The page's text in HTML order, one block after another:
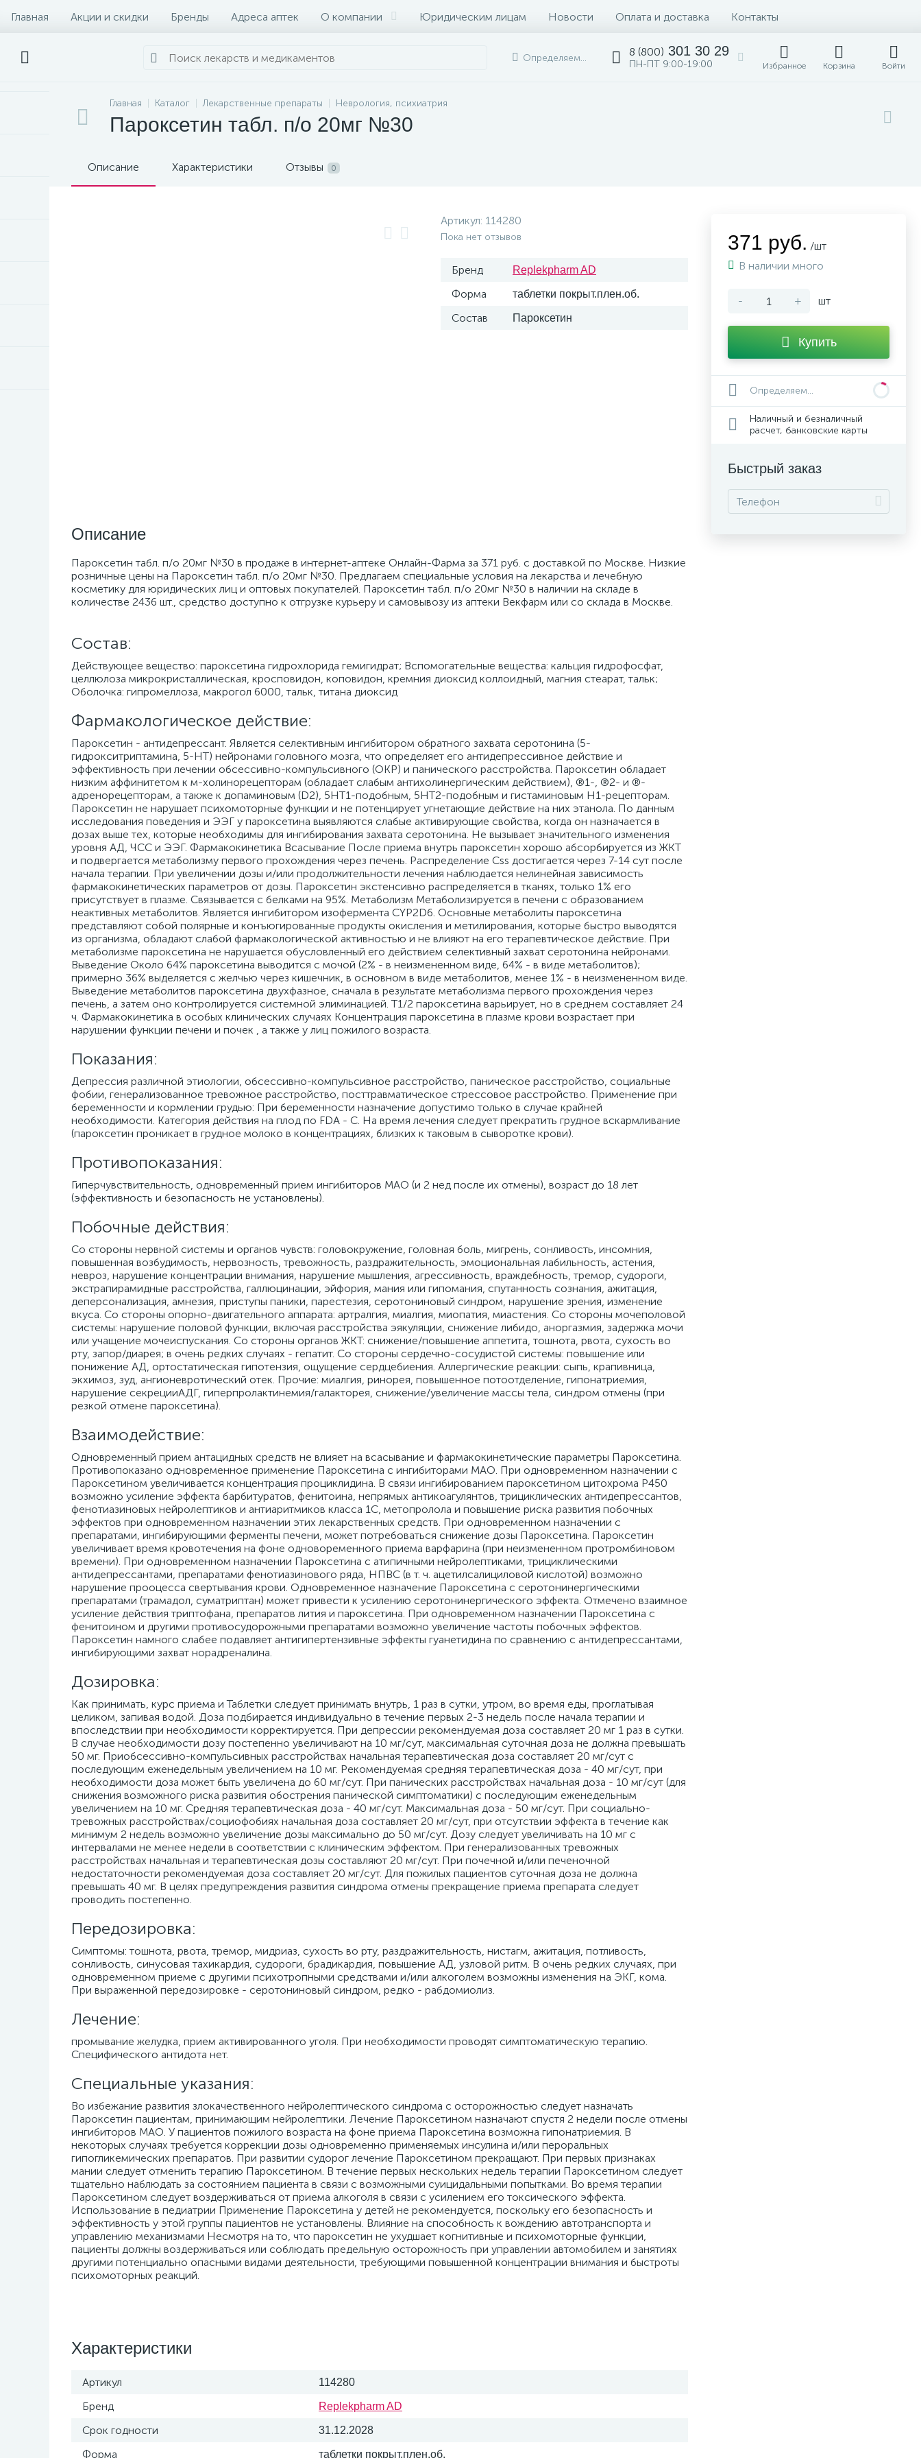
Главная Акции и скидки Бренды Адреса аптек О компании Юридическим лицам Новости Оплата и доставка Контакты
Определяем... 8 (800) 301 30 29
ПН-ПТ 9:00-19:00 Избранное Корзина Войти
Главная Каталог Лекарственные препараты Неврология, психиатрия
Пароксетин табл. п/о 20мг №30
Описание Характеристики Отзывы 0
Артикул: 114280
Пока нет отзывов
Бренд Replekpharm AD
Форма таблетки покрыт.плен.об.
Состав Пароксетин
Описание
Пароксетин табл. п/о 20мг №30 в продаже в интернет-аптеке Онлайн-Фарма за 371 руб. с доставкой по Москве. Низкие
розничные цены на Пароксетин табл. п/о 20мг №30. Предлагаем специальные условия на лекарства и лечебную
косметику для юридических лиц и оптовых покупателей. Пароксетин табл. п/о 20мг №30 в наличии на складе в
количестве 2436 шт., средство доступно к отгрузке курьеру и самовывозу из аптеки Векфарм или со склада в Москве.
Cостав:
Действующее вещество: пароксетина гидрохлорида гемигидрат; Вспомогательные вещества: кальция гидрофосфат,
целлюлоза микрокристаллическая, кросповидон, коповидон, кремния диоксид коллоидный, магния стеарат, тальк;
Оболочка: гипромеллоза, макрогол 6000, тальк, титана диоксид
Фармакологическое действие:
Пароксетин - антидепрессант. Является селективным ингибитором обратного захвата серотонина (5-
гидрокситриптамина, 5-НТ) нейронами головного мозга, что определяет его антидепрессивное действие и
эффективность при лечении обсессивно-компульсивного (ОКР) и панического расстройства. Пароксетин обладает
низким аффинитетом к м-холинорецепторам (обладает слабым антихолинергическим действием), ®1-, ®2- и ®-
адренорецепторам, а также к допаминовым (D2), 5HT1-подобным, 5HT2-подобным и гистаминовым H1-рецепторам.
Пароксетин не нарушает психомоторные функции и не потенцирует угнетающие действие на них этанола. По данным
исследования поведения и ЭЭГ у пароксетина выявляются слабые активирующие свойства, когда он назначается в
дозах выше тех, которые необходимы для ингибирования захвата серотонина. Не вызывает значительного изменения
уровня АД, ЧСС и ЭЭГ. Фармакокинетика Всасывание После приема внутрь пароксетин хорошо абсорбируется из ЖКТ
и подвергается метаболизму первого прохождения через печень. Распределение Css достигается через 7-14 сут после
начала терапии. При увеличении дозы и/или продолжительности лечения наблюдается нелинейная зависимость
фармакокинетических параметров от дозы. Пароксетин экстенсивно распределяется в тканях, только 1% его
присутствует в плазме. Связывается с белками на 95%. Метаболизм Метаболизируется в печени с образованием
неактивных метаболитов. Является ингибитором изофермента CYP2D6. Основные метаболиты пароксетина
представляют собой полярные и конъюгированные продукты окисления и метилирования, которые быстро выводятся
из организма, обладают слабой фармакологической активностью и не влияют на его терапевтическое действие. При
метаболизме пароксетина не нарушается обусловленный его действием селективный захват серотонина нейронами.
Выведение Около 64% пароксетина выводится с мочой (2% - в неизмененном виде, 64% - в виде метаболитов);
примерно 36% выделяется с желчью через кишечник, в основном в виде метаболитов, менее 1% - в неизмененном виде.
Выведение метаболитов пароксетина двухфазное, сначала в результате метаболизма первого прохождения через
печень, а затем оно контролируется системной элиминацией. T1/2 пароксетина варьирует, но в среднем составляет 24
ч. Фармакокинетика в особых клинических случаях Концентрация пароксетина в плазме крови возрастает при
нарушении функции печени и почек , а также у лиц пожилого возраста.
Показания:
Депрессия различной этиологии, обсессивно-компульсивное расстройство, паническое расстройство, социальные
фобии, генерализованное тревожное расстройство, посттравматическое стрессовое расстройство. Применение при
беременности и кормлении грудью: При беременности назначение допустимо только в случае крайней
необходимости. Категория действия на плод по FDA - C. На время лечения следует прекратить грудное вскармливание
(пароксетин проникает в грудное молоко в концентрациях, близких к таковым в сыворотке крови).
Противопоказания:
Гиперчувствительность, одновременный прием ингибиторов МАО (и 2 нед после их отмены), возраст до 18 лет
(эффективность и безопасность не установлены).
Побочные действия:
Со стороны нервной системы и органов чувств: головокружение, головная боль, мигрень, сонливость, инсомния,
повышенная возбудимость, нервозность, тревожность, раздражительность, эмоциональная лабильность, астения,
невроз, нарушение концентрации внимания, нарушение мышления, агрессивность, враждебность, тремор, судороги,
экстрапирамидные расстройства, галлюцинации, эйфория, мания или гипомания, спутанность сознания, ажитация,
деперсонализация, амнезия, приступы паники, парестезия, серотониновый синдром, нарушение зрения, изменение
вкуса. Со стороны опорно-двигательного аппарата: артралгия, миалгия, миопатия, миастения. Со стороны мочеполовой
системы: нарушение половой функции, включая расстройства эякуляции, снижение либидо, аноргазмия, задержка мочи
или учащение мочеиспускания. Со стороны органов ЖКТ: снижение/повышение аппетита, тошнота, рвота, сухость во
рту, запор/диарея; в очень редких случаях - гепатит. Со стороны сердечно-сосудистой системы: повышение или
понижение АД, ортостатическая гипотензия, ощущение сердцебиения. Аллергические реакции: сыпь, крапивница,
экхимоз, зуд, ангионевротический отек. Прочие: миалгия, ринорея, повышенное потоотделение, гипонатриемия,
нарушение секрецииАДГ, гиперпролактинемия/галакторея, снижение/увеличение массы тела, синдром отмены (при
резкой отмене пароксетина).
Взаимодействие:
Одновременный прием антацидных средств не влияет на всасывание и фармакокинетические параметры Пароксетина.
Противопоказано одновременное применение Пароксетина с ингибиторами МАО. При одновременном назначении с
Пароксетином увеличивается концентрация проциклидина. В связи ингибированием пароксетином цитохрома Р450
возможно усиление эффекта барбитуратов, фенитоина, непрямых антикоагулянтов, трициклических антидепрессантов,
фенотиазиновых нейролептиков и антиаритмиков класса 1С, метопролола и повышение риска развития побочных
эффектов при одновременном назначении этих лекарственных средств. При одновременном назначении с
препаратами, ингибирующими ферменты печени, может потребоваться снижение дозы Пароксетина. Пароксетин
увеличивает время кровотечения на фоне одновоременного приема варфарина (при неизмененном протромбиновом
времени). При одновременном назначении Пароксетина с атипичными нейролептиками, трициклическими
антидепрессантами, препаратами фенотиазинового ряда, НПВС (в т. ч. ацетилсалициловой кислотой) возможно
нарушение прооцесса свертывания крови. Одновременное назначение Пароксетина с серотонинергическими
препаратами (трамадол, суматриптан) может привести к усилению серотонинергического эффекта. Отмечено взаимное
усиление действия триптофана, препаратов лития и пароксетина. При одновременном назначении Пароксетина с
фенитоином и другими противосудорожными препаратами возможно увеличение частоты побочных эффектов.
Пароксетин намного слабее подавляет антигипертензивные эффекты гуанетидина по сравнению с антидепрессантами,
ингибирующими захват норадреналина.
Дозировка:
Как принимать, курс приема и Таблетки следует принимать внутрь, 1 раз в сутки, утром, во время еды, проглатывая
целиком, запивая водой. Доза подбирается индивидуально в течение первых 2-3 недель после начала терапии и
впоследствии при необходимости корректируется. При депрессии рекомендуемая доза составляет 20 мг 1 раз в сутки.
В случае необходимости дозу постепенно увеличивают на 10 мг/сут, максимальная суточная доза не должна превышать
50 мг. Приобсессивно-компульсивных расстройствах начальная терапевтическая доза составляет 20 мг/сут с
последующим еженедельным увеличением на 10 мг. Рекомендуемая средняя терапевтическая доза - 40 мг/сут, при
необходимости доза может быть увеличена до 60 мг/сут. При панических расстройствах начальная доза - 10 мг/сут (для
снижения возможного риска развития обострения панической симптоматики) с последующим еженедельным
увеличением на 10 мг. Средняя терапевтическая доза - 40 мг/сут. Максимальная доза - 50 мг/сут. При социально-
тревожных расстройствах/социофобиях начальная доза составляет 20 мг/сут, при отсутствии эффекта в течение как
минимум 2 недель возможно увеличение дозы максимально до 50 мг/сут. Дозу следует увеличивать на 10 мг с
интервалами не менее недели в соответствии с клиническим эффектом. При генерализованных тревожных
расстройствах начальная и терапевтическая дозы составляют 20 мг/сут. При почечной и/или печеночной
недостаточности рекомендуемая доза составляет 20 мг/сут. Для пожилых пациентов суточная доза не должна
превышать 40 мг. В целях предупреждения развития синдрома отмены прекращение приема препарата следует
проводить постепенно.
Передозировка:
Симптомы: тошнота, рвота, тремор, мидриаз, сухость во рту, раздражительность, нистагм, ажитация, потливость,
сонливость, синусовая тахикардия, судороги, брадикардия, повышение АД, узловой ритм. В очень редких случаях, при
одновременном приеме с другими психотропными средствами и/или алкоголем возможны изменения на ЭКГ, кома.
При выраженной передозировке - серотониновый синдром, редко - рабдомиолиз.
Лечение:
промывание желудка, прием активированного уголя. При необходимости проводят симптоматическую терапию.
Специфического антидота нет.
Специальные указания:
Во избежание развития злокачественного нейролептического синдрома с осторожностью следует назначать
Пароксетин пациентам, принимающим нейролептики. Лечение Пароксетином назначают спустя 2 недели после отмены
ингибиторов МАО. У пациентов пожилого возраста на фоне приема Пароксетина возможна гипонатриемия. В
некоторых случаях требуется коррекции дозы одновременно применяемых инсулина и/или пероральных
гипогликемических препаратов. При развитии судорог лечение Пароксетином прекращают. При первых признаках
мании следует отменить терапию Пароксетином. В течение первых нескольких недель терапии Пароксетином следует
тщательно наблюдать за состоянием пациента в связи с возможными суицидальными попытками. Во время терапии
Пароксетином следует воздерживаться от приема алкоголя в связи с усилением его токсического эффекта.
Использование в педиатрии Применение Пароксетина у детей не рекомендуется, поскольку его безопасность и
эффективность у этой группы пациентов не установлены. Влияние на способность к вождению автотранспорта и
управлению механизмами Несмотря на то, что пароксетин не ухудшает когнитивные и психомоторные функции,
пациенты должны воздерживаться или соблюдать предельную осторожность при управлении автомобилем и занятиях
другими потенциально опасными видами деятельности, требующими повышенной концентрации внимания и быстроты
психомоторных реакций.
Характеристики
Артикул 114280
Бренд Replekpharm AD
Срок годности 31.12.2028
Форма таблетки покрыт.плен.об.
371 руб. /шт
В наличии много
- + шт
Купить
Определяем...
Наличный и безналичный
расчет, банковские карты
Быстрый заказ